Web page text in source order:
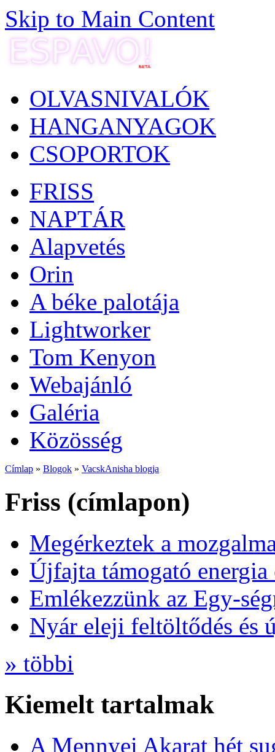
Skip to Main Content
OLVASNIVALÓK
HANGANYAGOK
CSOPORTOK
FRISS
NAPTÁR
Alapvetés
Orin
A béke palotája
Lightworker
Tom Kenyon
Webajánló
Galéria
Közösség
Címlap » Blogok » VacskAnisha blogja
Friss (címlapon)
Megérkeztek a
Újfajta támogató
Emlékezzünk az Egy-
Nyár eleji feltöltődés és
» többi
Kiemelt tartalmak
A Mennyei Akarat hét